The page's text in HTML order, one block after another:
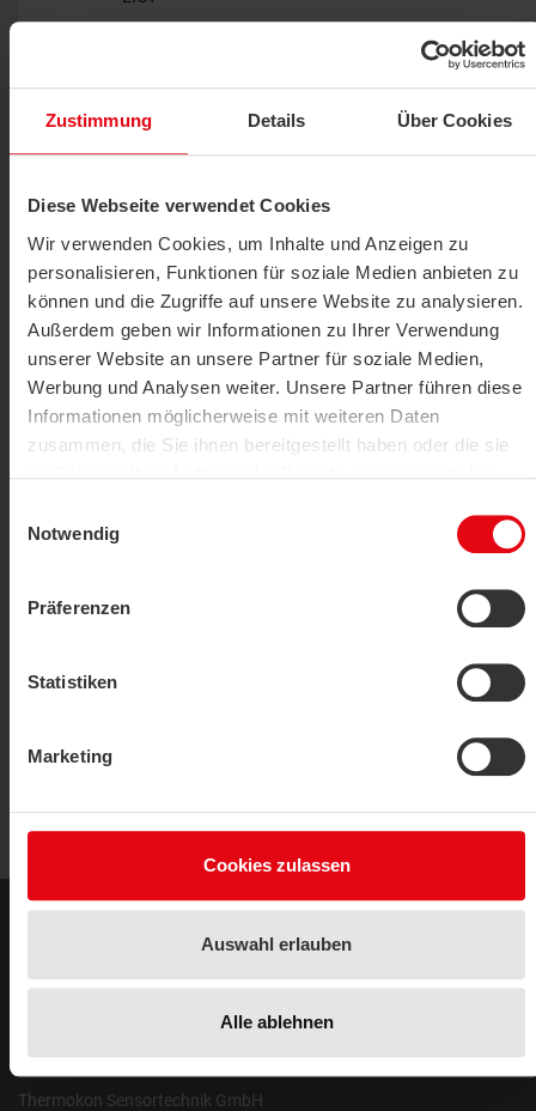
Zustimmung Details Über Cookies
Diese Webseite verwendet Cookies
Wir verwenden Cookies, um Inhalte und Anzeigen zu
personalisieren, Funktionen für soziale Medien anbieten zu
können und die Zugriffe auf unsere Website zu analysieren.
Außerdem geben wir Informationen zu Ihrer Verwendung
unserer Website an unsere Partner für soziale Medien,
Werbung und Analysen weiter. Unsere Partner führen diese
Informationen möglicherweise mit weiteren Daten
zusammen, die Sie ihnen bereitgestellt haben oder die sie
Datenschutzerklärung
Notwendig
Präferenzen
Statistiken
Marketing
Cookies zulassen
Auswahl erlauben
Alle ablehnen
Kanal tipi ortalama sensörü
SHOW PRODUCT
Kanal tipi ortalama sensörü
Yasal Uyarı
Address
Thermokon Sensortechnik GmbH